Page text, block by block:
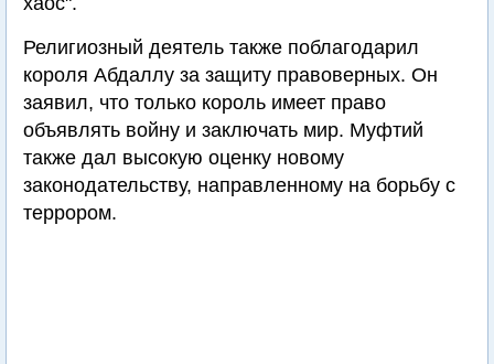
Религиозный деятель также поблагодарил
короля Абдаллу за защиту правоверных. Он
заявил, что только король имеет право
объявлять войну и заключать мир. Муфтий
также дал высокую оценку новому
законодательству, направленному на борьбу с
террором.